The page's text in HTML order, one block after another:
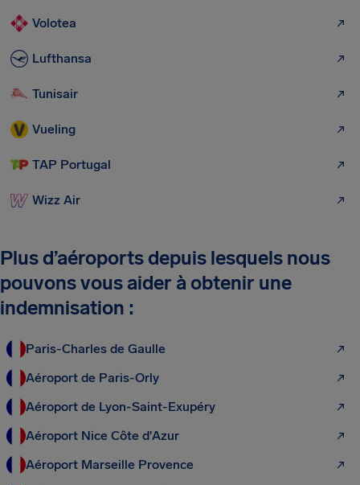
Volotea
Lufthansa
Tunisair
Vueling
TAP Portugal
Wizz Air
Plus d’aéroports depuis lesquels nous
pouvons vous aider à obtenir une
indemnisation :
Paris-Charles de Gaulle
Aéroport de Paris-Orly
Aéroport de Lyon-Saint-Exupéry
Aéroport Nice Côte d'Azur
Aéroport Marseille Provence